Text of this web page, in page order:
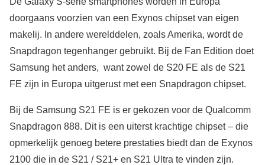
doorgaans voorzien van een Exynos chipset van eigen
makelij. In andere werelddelen, zoals Amerika, wordt de
Snapdragon tegenhanger gebruikt. Bij de Fan Edition doet
Samsung het anders, want zowel de S20 FE als de S21
FE zijn in Europa uitgerust met een Snapdragon chipset.
Bij de Samsung S21 FE is er gekozen voor de Qualcomm
Snapdragon 888. Dit is een uiterst krachtige chipset – die
opmerkelijk genoeg betere prestaties biedt dan de Exynos
2100 die in de S21 / S21+ en S21 Ultra te vinden zijn.